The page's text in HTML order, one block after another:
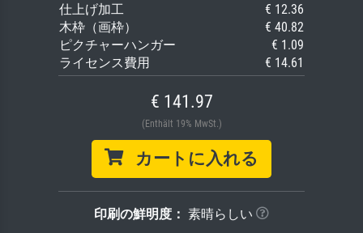
仕上げ加工
€ 12.36
木枠（画枠）
€ 40.82
ピクチャーハンガー
€ 1.09
ライセンス費用
€ 14.61
€ 141.97
(Enthält 19% MwSt.)
カートに入れる
印刷の鮮明度： 素晴らしい